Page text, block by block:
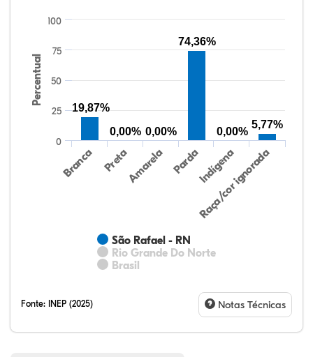
Percentual
São Rafael - RN
Rio Grande Do Norte
Brasil
Branca PretaAmarela PardaIndígena
Raça/cor ignorada
0
25
50
75
100
19,87%
0,00% 0,00%
74,36%
0,00%
5,77%
Fonte: INEP (2025) Notas Técnicas